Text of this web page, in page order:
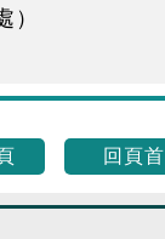
）
回頁首